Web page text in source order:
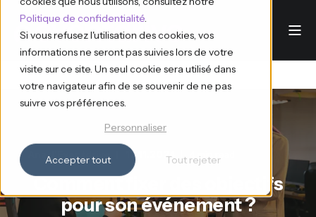
Politique de confidentialité.
Si vous refusez l'utilisation des cookies, vos
informations ne seront pas suivies lors de votre
visite sur ce site. Un seul cookie sera utilisé dans
votre navigateur afin de se souvenir de ne pas
suivre vos préférences.
Personnaliser
Accepter tout Tout rejeter
Ana d'Eventdrive 12.11.2024 4 min read
Comment fixer des objectifs
pour son événement ?